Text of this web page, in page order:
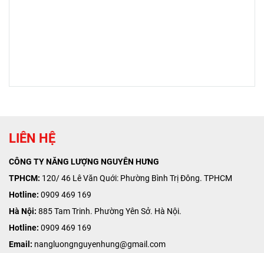
LIÊN HỆ
CÔNG TY NĂNG LƯỢNG NGUYÊN HƯNG
TPHCM: 120/ 46 Lê Văn Quới: Phường Bình Trị Đông. TPHCM
Hotline: 0909 469 169
Hà Nội: 885 Tam Trinh. Phường Yên Sở. Hà Nội.
Hotline: 0909 469 169
Email: nangluongnguyenhung@gmail.com